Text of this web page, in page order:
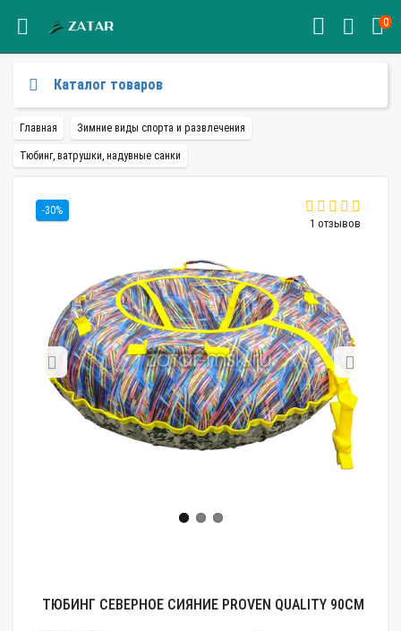
0
Каталог товаров
Главная Зимние виды спорта и развлечения
Тюбинг, ватрушки, надувные санки
-30%
1 отзывов
ТЮБИНГ СЕВЕРНОЕ СИЯНИЕ PROVEN QUALITY 90СМ